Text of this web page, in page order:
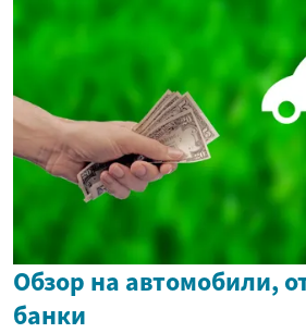
Обзор на автомобили,
банки